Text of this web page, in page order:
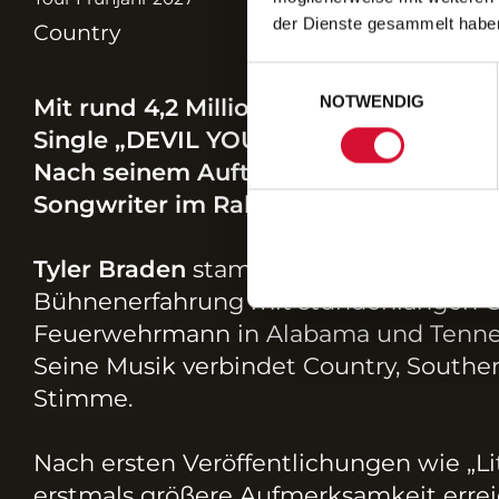
der Dienste gesammelt
NOTWENDIG
Country
Mit rund 4,2 Millionen monatlichen
Single „DEVIL YOU KNOW“ zählt
Nach seinem Auftritt beim C2C:
Songwriter im Rahmen seiner „The
Tyler Braden stammt aus Slapout im
Bühnenerfahrung mit stundenlangen
Feuerwehrmann in Alabama und
Seine Musik verbindet Country,
Stimme.
Nach ersten Veröffentlichungen wie